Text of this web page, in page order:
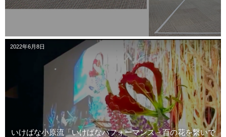
2022年6月8日
いけばな小原流「いけばなパフォーマンス－百の花を繋いで